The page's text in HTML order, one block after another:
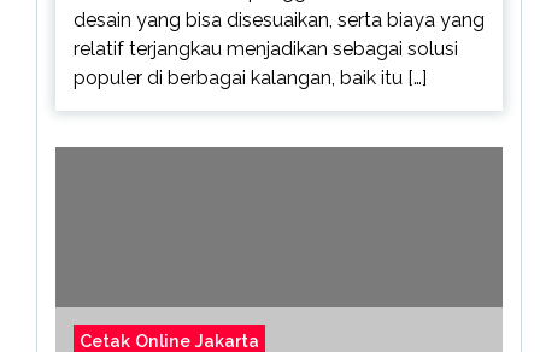
desain yang bisa disesuaikan, serta biaya yang
relatif terjangkau menjadikan sebagai solusi
populer di berbagai kalangan, baik itu […]
Cetak Online Jakarta